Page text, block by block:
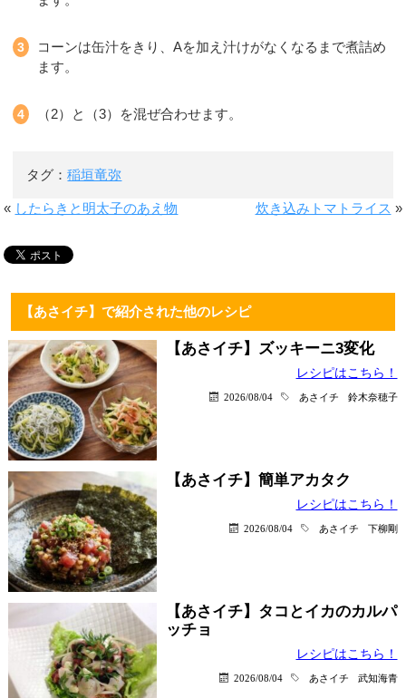
コーンは缶汁をきり、Aを加え汁けがなくなるまで煮詰め
ます。
（2）と（3）を混ぜ合わせます。
タグ：稲垣竜弥
« したらきと明太子のあえ物 炊き込みトマトライス »
【あさイチ】で紹介された他のレシピ
【あさイチ】ズッキーニ3変化
レシピはこちら！
2026/08/04 あさイチ 鈴木奈穂子
【あさイチ】簡単アカタク
レシピはこちら！
2026/08/04 あさイチ 下柳剛
【あさイチ】タコとイカのカルパ
ッチョ
レシピはこちら！
2026/08/04 あさイチ 武知海青